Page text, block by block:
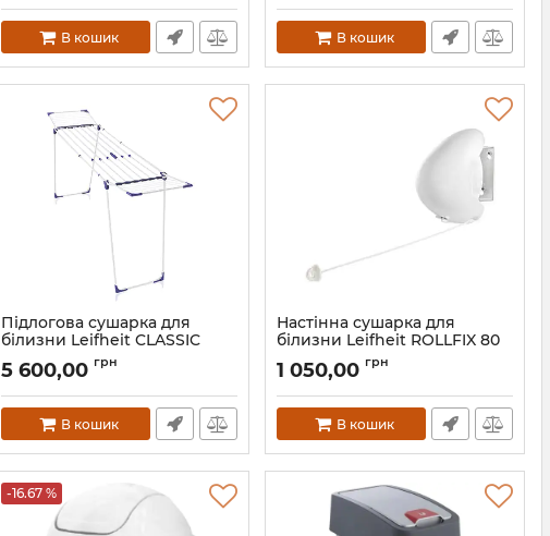
В кошик В кошик
Підлогова сушарка для
білизни Leifheit CLASSIC
EXTENDABLE 230 SOLID
Артикул: 81635
5 600,00 грн
В кошик
Настінна сушарка для
білизни Leifheit ROLLFIX 80
Артикул: 83106
1 050,00 грн
В кошик
-16.67 %